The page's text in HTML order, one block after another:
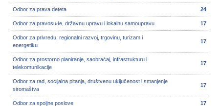
Odbor za prava deteta 24
Odbor za pravosuđe, državnu upravu i lokalnu samoupravu 17
Odbor za privredu, regionalni razvoj, trgovinu, turizam i
energetiku
17
Odbor za prostorno planiranje, saobraćaj, infrastrukturu i
telekomunikacije
17
Odbor za rad, socijalna pitanja, društvenu uključenost i smanjenje
siromaštva
17
Odbor za spoljne poslove 17